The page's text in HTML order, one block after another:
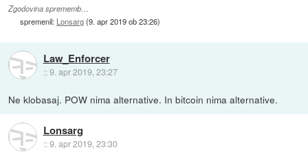
Zgodovina sprememb…
spremenil: Lonsarg(9. apr 2019 ob 23:26)
Law_Enforcer
::9. apr 2019, 23:27
Ne klobasaj. POW nima alternative. In bitcoin nima alternative.
Lonsarg
::9. apr 2019, 23:30